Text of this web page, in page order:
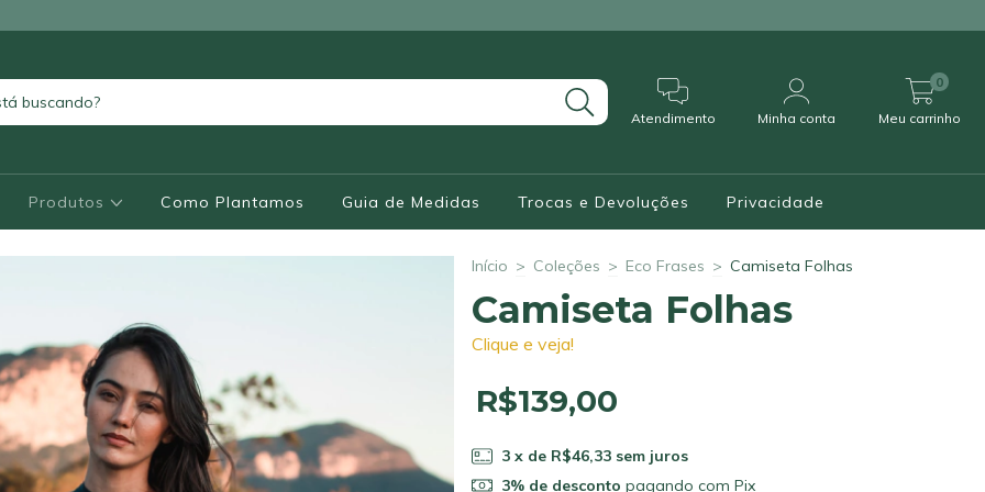
Atendimento Minha conta Meu carrinho
0
Produtos Como Plantamos Guia de Medidas Trocas e Devoluções Privacidade
Início > Coleções > Eco Frases > Camiseta Folhas
Camiseta Folhas
Clique e veja!
R$139,00
3 x de R$46,33 sem juros
3% de desconto pagando com Pix